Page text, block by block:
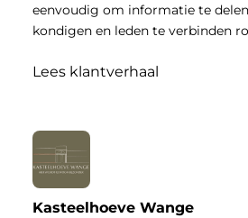
eenvoudig om informatie te
kondigen en leden te verbinden
Lees klantverhaal
Kasteelhoeve Wange